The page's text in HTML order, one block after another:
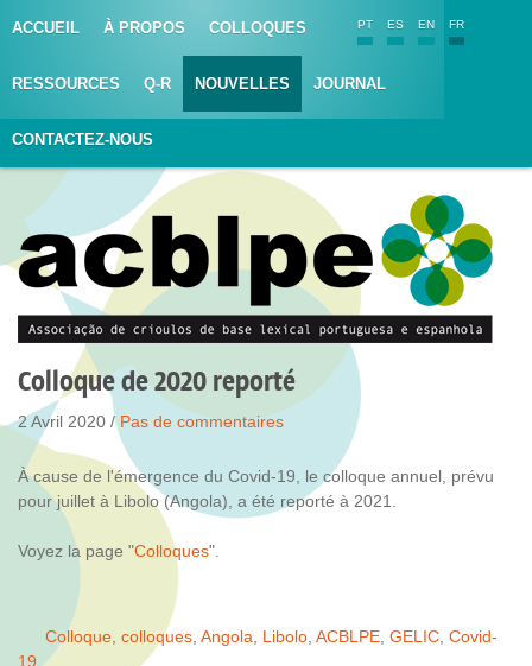
ACCUEIL À PROPOS COLLOQUES
RESSOURCES Q-R NOUVELLES JOURNAL
CONTACTEZ-NOUS
PT ES EN FR
Colloque de 2020 reporté
2 Avril 2020 / Pas de commentaires
À cause de l'émergence du Covid-19, le colloque annuel, prévu
pour juillet à Libolo (Angola), a été reporté à 2021.
Voyez la page "Colloques".
Colloque colloques Angola Libolo ACBLPE GELIC Covid-
19